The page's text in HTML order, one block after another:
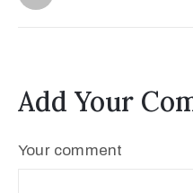
Add Your
Your comment